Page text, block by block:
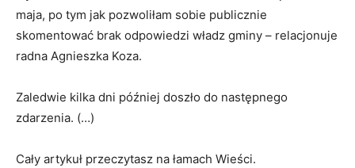
maja, po tym jak pozwoliłam sobie publicznie
skomentować brak odpowiedzi władz gminy – relacjonuje
radna Agnieszka Koza.
Zaledwie kilka dni później doszło do następnego
zdarzenia. (…)
Cały artykuł przeczytasz na łamach Wieści.